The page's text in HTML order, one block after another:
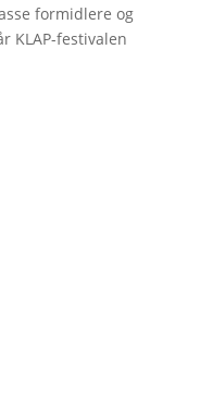
formidlere og
KLAP-festivalen